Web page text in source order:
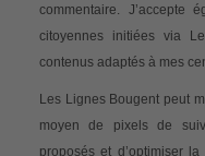
commentaire. J’accepte
citoyennes initiées via
contenus adaptés à mes
Les Lignes Bougent peut
moyen de pixels de
proposés et d’optimiser